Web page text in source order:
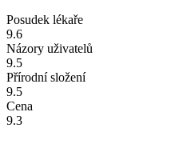
Posudek lékaře
9.6
Názory uživatelů
9.5
Přírodní složení
9.5
Cena
9.3